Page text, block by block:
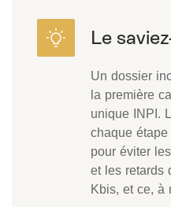
Un dossier
la première
unique INPI.
chaque
pour éviter
et les retards
Kbis, et ce, à